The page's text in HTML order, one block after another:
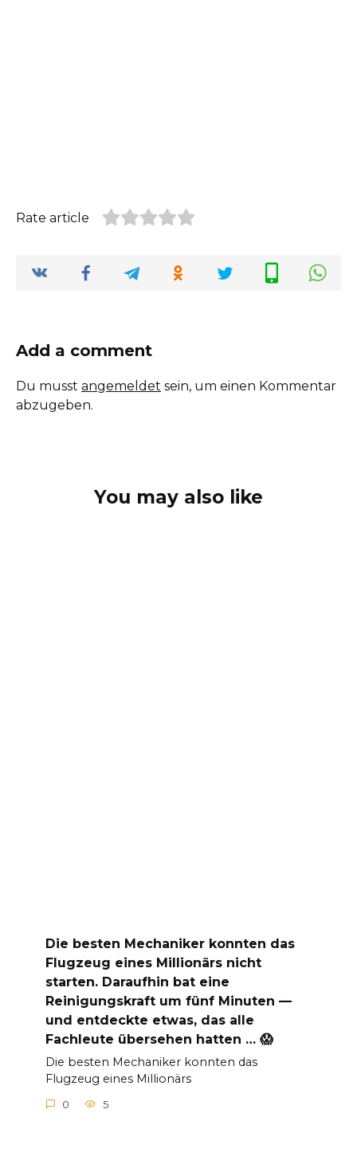
Rate article
Add a comment
Du musst angemeldet sein, um einen Kommentar
abzugeben.
You may also like
Die besten Mechaniker konnten das
Flugzeug eines Millionärs nicht
starten. Daraufhin bat eine
Reinigungskraft um fünf Minuten —
und entdeckte etwas, das alle
Fachleute übersehen hatten … 😱
Die besten Mechaniker konnten das
Flugzeug eines Millionärs
0 5